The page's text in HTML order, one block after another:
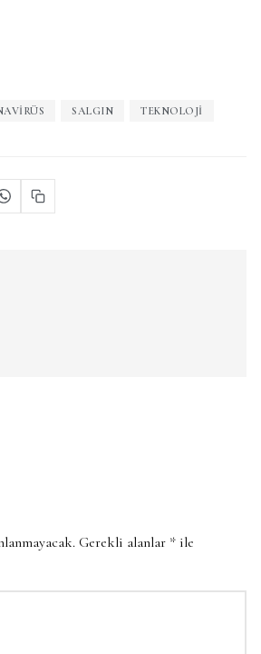
SALGIN TEKNOLOJI
Gerekli alanlar * ile